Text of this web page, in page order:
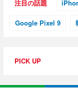
注目の話題
Google Pixel 9
PICK UP